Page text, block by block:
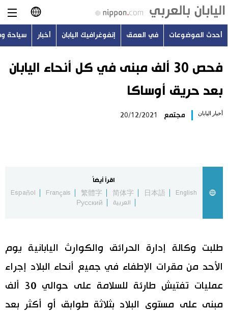
日本語
English
Русский
أحدث الموضوعات
اليابان في فيديو
مانغا وأنيمي
علوم وتكنولوجيا
أحدث الموضوعات في العمق إنفوغرافيك اليابان أخبار سياحة
فحص 30 ألف مبنى في كل أنحاء اليابان
بعد حريق أوساكا
أخبار اليابان مجتمع 20/12/2021
اقرأ أيضاً
English
日本語
简体字
繁體字
Français
Español
العربية
Русский
طلبت وكالة إدارة الحرائق والكوارث اليابانية يوم
الأحد من مقرات الإطفاء في جميع أنحاء البلاد إجراء
عمليات تفتيش طارئة للسلامة على حوالي 30 ألف
مبنى على مستوى البلاد بثلاثة طوابق أو أكثر بعد